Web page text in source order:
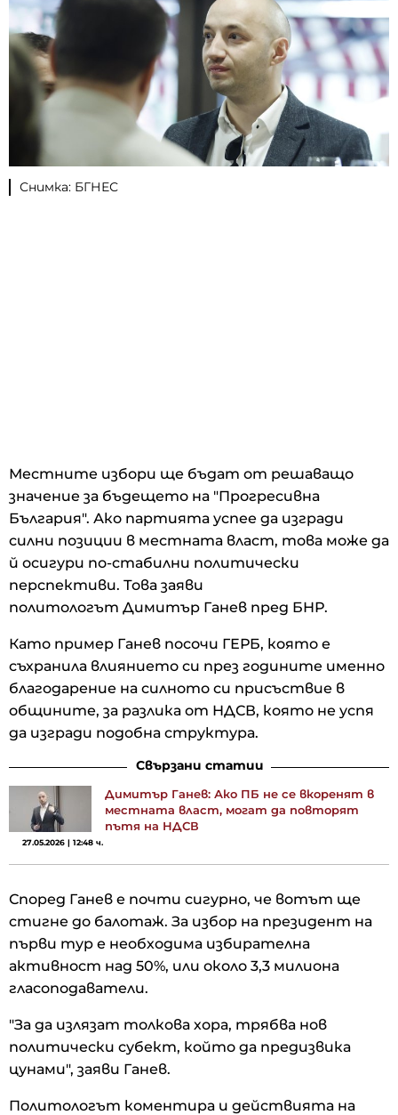
Снимка: БГНЕС
Местните избори ще бъдат от решаващо
значение за бъдещето на "Прогресивна
България". Ако партията успее да изгради
силни позиции в местната власт, това може да
й осигури по-стабилни политически
перспективи. Това заяви
политологът Димитър Ганев пред БНР.
Като пример Ганев посочи ГЕРБ, която е
съхранила влиянието си през годините именно
благодарение на силното си присъствие в
общините, за разлика от НДСВ, която не успя
да изгради подобна структура.
Свързани статии
Димитър Ганев: Ако ПБ не се вкоренят в
местната власт, могат да повторят
пътя на НДСВ
27.05.2026 | 12:48 ч.
Според Ганев е почти сигурно, че вотът ще
стигне до балотаж. За избор на президент на
първи тур е необходима избирателна
активност над 50%, или около 3,3 милиона
гласоподаватели.
"За да излязат толкова хора, трябва нов
политически субект, който да предизвика
цунами", заяви Ганев.
Политологът коментира и действията на